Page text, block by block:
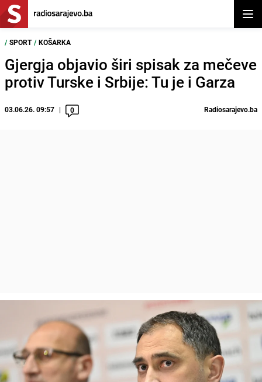
/ SPORT / KOŠARKA
Gjergja objavio širi spisak za mečeve
protiv Turske i Srbije: Tu je i Garza
03.06.26. 09:57 0 Radiosarajevo.ba